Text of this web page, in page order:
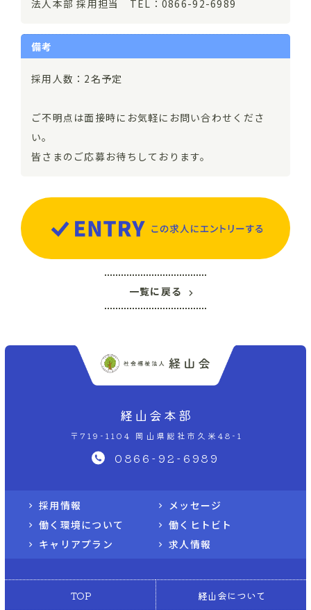
法人本部 採用担当 TEL：0866-92-6989
備考
採用人数：2名予定
ご不明点は面接時にお気軽にお問い合わせくださ
い。
皆さまのご応募お待ちしております。
一覧に戻る
経山会本部
〒719-1104 岡山県総社市久米48-1
0866-92-6989
採用情報
メッセージ
働く環境について
働くヒトビト
キャリアプラン
求人情報
TOP 経山会について